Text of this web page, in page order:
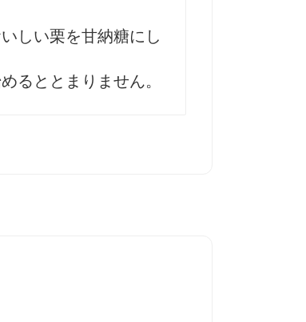
しい栗を甘納糖にし
るととまりません。